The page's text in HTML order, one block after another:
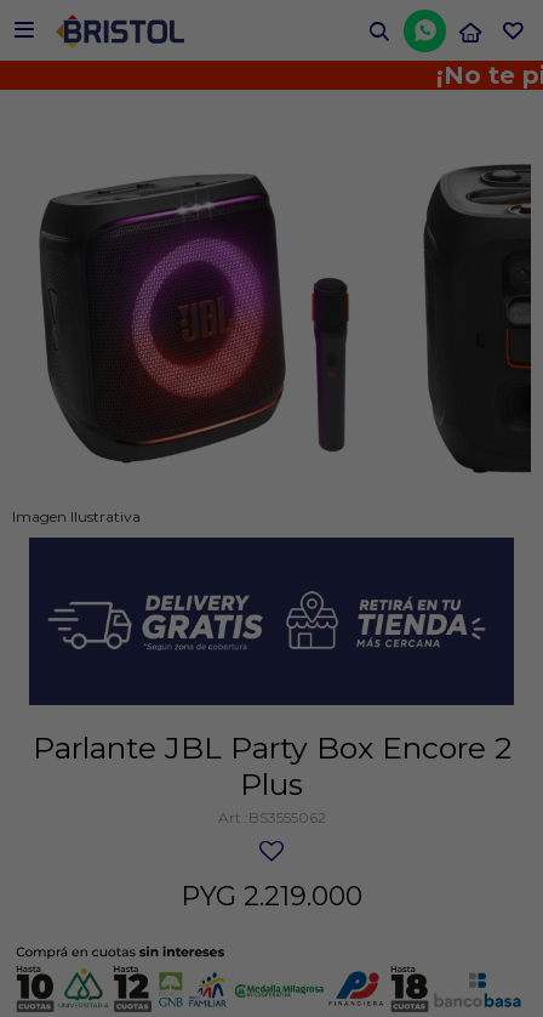


¡No te
Imagen Ilustrativa
Parlante JBL Party Box Encore 2
Plus
BS3555062
PYG 2.219.000